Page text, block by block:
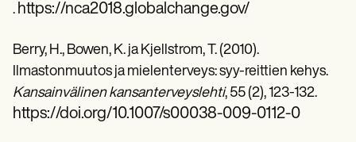
. https://nca2018.globalchange.gov/
Berry, H., Bowen, K. ja Kjellstrom, T. (2010).
Ilmastonmuutos ja mielenterveys: syy-reittien kehys.
Kansainvälinen kansanterveyslehti, 55 (2), 123-132.
https://doi.org/10.1007/s00038-009-0112-0